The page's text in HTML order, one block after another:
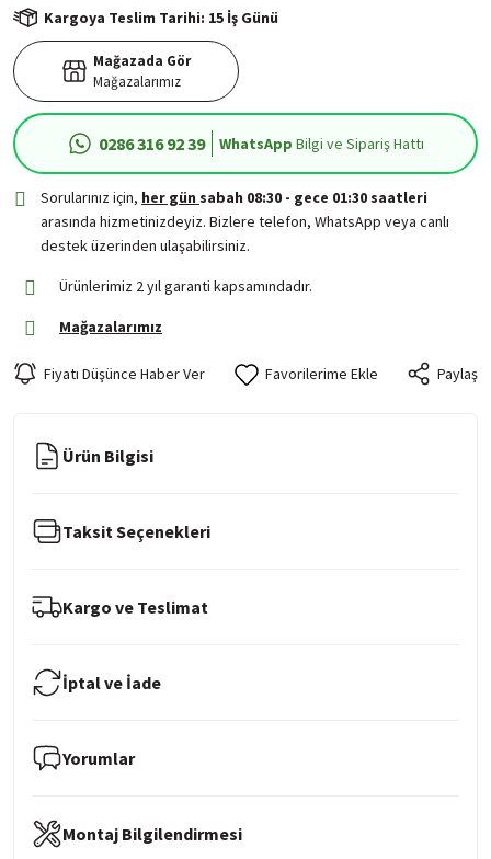
Kargoya Teslim Tarihi: 15 İş Günü
Mağazada Gör
Mağazalarımız
0286 316 92 39 WhatsApp Bilgi ve Sipariş Hattı
Sorularınız için, her gün sabah 08:30 - gece 01:30 saatleri
arasında hizmetinizdeyiz. Bizlere telefon, WhatsApp veya canlı
destek üzerinden ulaşabilirsiniz.
Ürünlerimiz 2 yıl garanti kapsamındadır.
Mağazalarımız
Fiyatı Düşünce Haber Ver Paylaş
Ürün Bilgisi
Taksit Seçenekleri
Kargo ve Teslimat
İptal ve İade
Yorumlar
Montaj Bilgilendirmesi